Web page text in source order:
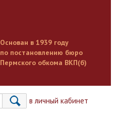
Основан в 1939 году
по постановлению бюро
Пермского обкома ВКП(б)
Вход в личный кабинет